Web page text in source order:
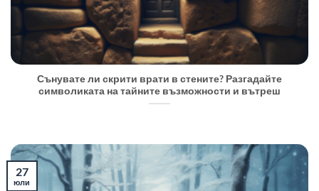
Сънувате ли скрити врати в стените? Разгадайте
символиката на тайните възможности и вътреш
27
юли